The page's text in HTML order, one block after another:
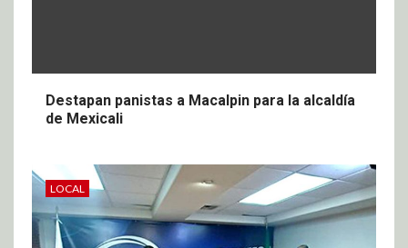
Destapan panistas a Macalpin para la alcaldía
de Mexicali
LOCAL